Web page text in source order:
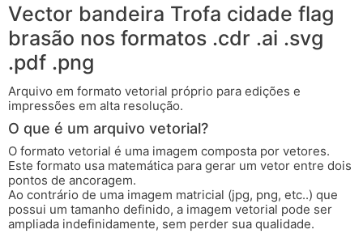
Vector bandeira Trofa cidade flag
brasão nos formatos .cdr .ai .svg
.pdf .png
Arquivo em formato vetorial próprio para edições e
impressões em alta resolução.
O que é um arquivo vetorial?
O formato vetorial é uma imagem composta por vetores.
Este formato usa matemática para gerar um vetor entre dois
pontos de ancoragem.
Ao contrário de uma imagem matricial (jpg, png, etc..) que
possui um tamanho definido, a imagem vetorial pode ser
ampliada indefinidamente, sem perder sua qualidade.